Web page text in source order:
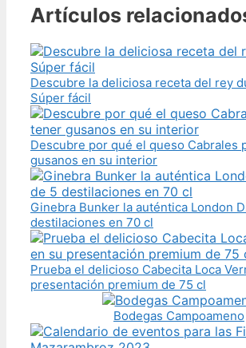
Artículos
Descubre la deliciosa receta del rey
Súper fácil
Descubre por qué el queso Cabrales
gusanos en su interior
Ginebra Bunker la auténtica London
destilaciones en 70 cl
Prueba el delicioso Cabecita Loca
presentación premium de 75 cl
Bodegas Campoameno